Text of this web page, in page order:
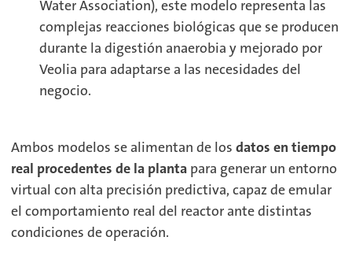
Water Association), este modelo representa las
complejas reacciones biológicas que se producen
durante la digestión anaerobia y mejorado por
Veolia para adaptarse a las necesidades del
negocio.
Ambos modelos se alimentan de los datos en tiempo
real procedentes de la plantapara generar un entorno
virtual con alta precisión predictiva, capaz de emular
el comportamiento real del reactor ante distintas
condiciones de operación.